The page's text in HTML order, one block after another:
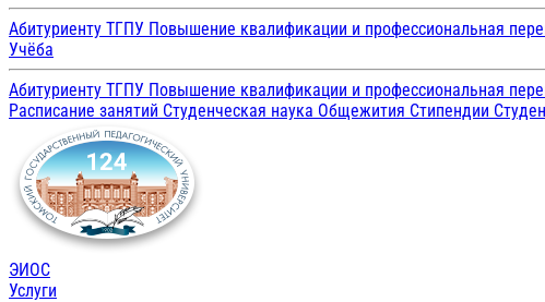
Абитуриенту ТГПУ Повышение квалификации и профессиональная
Учёба
Абитуриенту ТГПУ Повышение квалификации и профессиональная
Расписание занятий Студенческая наука Общежития Стипендии
ЭИОС
Услуги